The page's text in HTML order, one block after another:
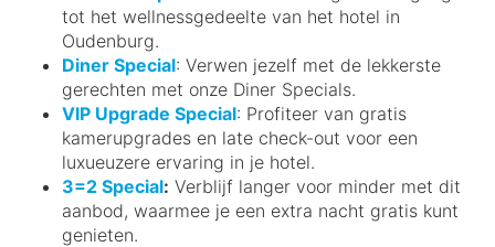
tot het wellnessgedeelte van het hotel in
Oudenburg.
Diner Special: Verwen jezelf met de lekkerste
gerechten met onze Diner Specials.
VIP Upgrade Special: Profiteer van gratis
kamerupgrades en late check-out voor een
luxueuzere ervaring in je hotel.
3=2 Special: Verblijf langer voor minder met dit
aanbod, waarmee je een extra nacht gratis kunt
genieten.